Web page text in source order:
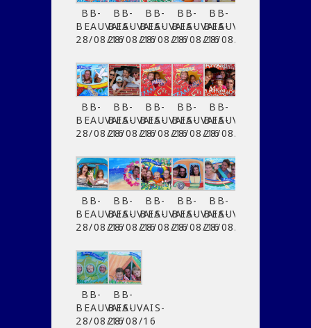
BB-
BEAUVAIS-
28/08/16
BB-
BEAUVAIS-
28/08/16
BB-
BEAUVAIS-
28/08/16
BB-
BEAUVAIS-
28/08/16
BB-
BEAUVAIS-
28/08/16
BB-
BEAUVAIS-
28/08/16
BB-
BEAUVAIS-
28/08/16
BB-
BEAUVAIS-
28/08/16
BB-
BEAUVAIS-
28/08/16
BB-
BEAUVAIS-
28/08/16
BB-
BEAUVAIS-
28/08/16
BB-
BEAUVAIS-
28/08/16
BB-
BEAUVAIS-
28/08/16
BB-
BEAUVAIS-
28/08/16
BB-
BEAUVAIS-
28/08/16
BB-
BEAUVAIS-
28/08/16
BB-
BEAUVAIS-
28/08/16